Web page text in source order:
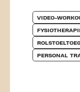
VIDEO-
PERSONAL